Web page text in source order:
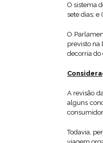
O sistema
sete dias; e
O
previsto na
decorria do
A revisão
alguns
Todavia,